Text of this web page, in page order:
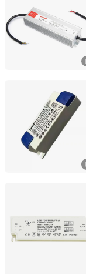
Zhejiang,
Shenzhen
Guangdong,
Ningbo Addlux
Zhejiang, China